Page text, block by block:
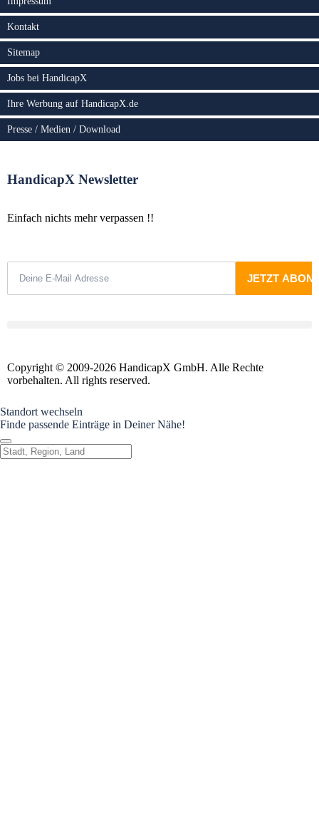
Kontakt
Sitemap
Jobs bei HandicapX
Ihre Werbung auf HandicapX.de
Presse / Medien / Download
HandicapX Newsletter
Einfach nichts mehr verpassen !!
Copyright © 2009-2026 HandicapX GmbH. Alle Rechte
vorbehalten. All rights reserved.
Standort wechseln
Finde passende Einträge in Deiner Nähe!
Standort wechseln